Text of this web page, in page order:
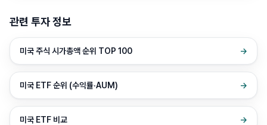
관련 투자 정보
미국 주식 시가총액 순위 TOP 100 →
미국 ETF 순위 (수익률·AUM) →
미국 ETF 비교 →